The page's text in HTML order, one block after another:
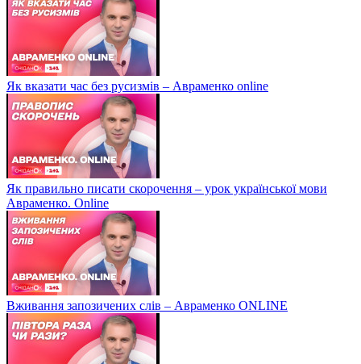
Як вказати час без русизмів – Авраменко online
Як правильно писати скорочення – урок української мови
Авраменко. Online
Вживання запозичених слів – Авраменко ONLINE